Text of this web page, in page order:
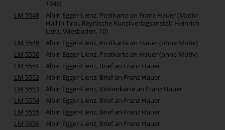
1946)
LM 5548
Albin Egger-Lienz, Postkarte an Franz Hauer (Motiv:
Hall in Tirol, Reynische Kunstverlagsanstalt Heinrich
Lenz, Wiesbaden, 10)
LM 5549
Albin Egger-Lienz, Postkarte an Hauer (ohne Motiv)
LM 5550
Albin Egger-Lienz, Postkarte an Hauer (ohne Motiv)
LM 5551
Albin Egger-Lienz, Brief an Franz Hauer
LM 5552
Albin Egger-Lienz, Brief an Franz Hauer
LM 5553
Albin Egger-Lienz, Visitenkarte an Franz Hauer
LM 5554
Albin Egger-Lienz, Brief an Franz Hauer
LM 5555
Albin Egger-Lienz, Brief an Franz Hauer
LM 5556
Albin Egger-Lienz, Brief an Franz Hauer